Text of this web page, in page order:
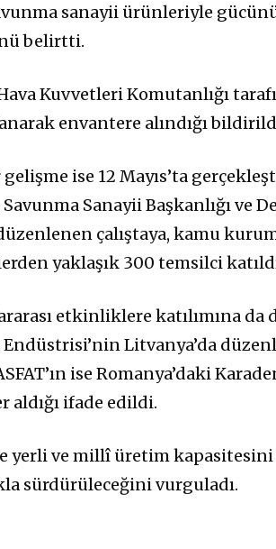
sanayii ürünleriyle
belirtti.
Kuvvetleri Komutanlığı
envantere alındığı
ise 12 Mayıs’ta
Savunma Sanayii Başkanlığı ve
çalıştaya, kamu
yaklaşık 300 temsilci
etkinliklere katılımına da
Litvanya’da
ise Romanya’daki
aldığı ifade edildi.
yerli ve millî üretim kapasitesini
sürdürüleceğini vurguladı.